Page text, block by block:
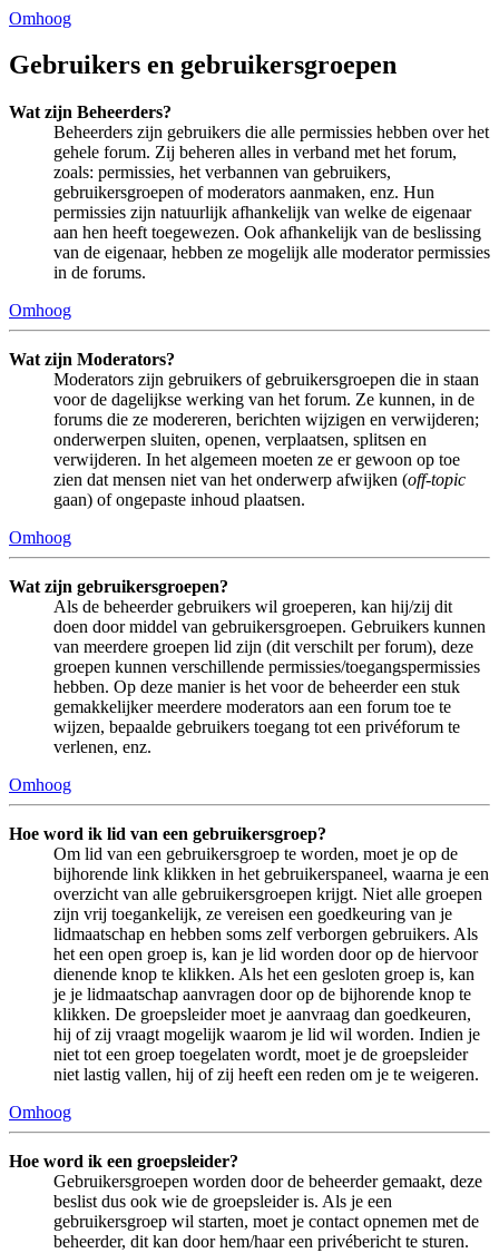
Omhoog
Gebruikers en gebruikersgroepen
Wat zijn Beheerders?
Beheerders zijn gebruikers die alle permissies hebben over het
gehele forum. Zij beheren alles in verband met het forum,
zoals: permissies, het verbannen van gebruikers,
gebruikersgroepen of moderators aanmaken, enz. Hun
permissies zijn natuurlijk afhankelijk van welke de eigenaar
aan hen heeft toegewezen. Ook afhankelijk van de beslissing
van de eigenaar, hebben ze mogelijk alle moderator permissies
in de forums.
Omhoog
Wat zijn Moderators?
Moderators zijn gebruikers of gebruikersgroepen die in staan
voor de dagelijkse werking van het forum. Ze kunnen, in de
forums die ze modereren, berichten wijzigen en verwijderen;
onderwerpen sluiten, openen, verplaatsen, splitsen en
verwijderen. In het algemeen moeten ze er gewoon op toe
zien dat mensen niet van het onderwerp afwijken (off-topic
gaan) of ongepaste inhoud plaatsen.
Omhoog
Wat zijn gebruikersgroepen?
Als de beheerder gebruikers wil groeperen, kan hij/zij dit
doen door middel van gebruikersgroepen. Gebruikers kunnen
van meerdere groepen lid zijn (dit verschilt per forum), deze
groepen kunnen verschillende permissies/toegangspermissies
hebben. Op deze manier is het voor de beheerder een stuk
gemakkelijker meerdere moderators aan een forum toe te
wijzen, bepaalde gebruikers toegang tot een privéforum te
verlenen, enz.
Omhoog
Hoe word ik lid van een gebruikersgroep?
Om lid van een gebruikersgroep te worden, moet je op de
bijhorende link klikken in het gebruikerspaneel, waarna je een
overzicht van alle gebruikersgroepen krijgt. Niet alle groepen
zijn vrij toegankelijk, ze vereisen een goedkeuring van je
lidmaatschap en hebben soms zelf verborgen gebruikers. Als
het een open groep is, kan je lid worden door op de hiervoor
dienende knop te klikken. Als het een gesloten groep is, kan
je je lidmaatschap aanvragen door op de bijhorende knop te
klikken. De groepsleider moet je aanvraag dan goedkeuren,
hij of zij vraagt mogelijk waarom je lid wil worden. Indien je
niet tot een groep toegelaten wordt, moet je de groepsleider
niet lastig vallen, hij of zij heeft een reden om je te weigeren.
Omhoog
Hoe word ik een groepsleider?
Gebruikersgroepen worden door de beheerder gemaakt, deze
beslist dus ook wie de groepsleider is. Als je een
gebruikersgroep wil starten, moet je contact opnemen met de
beheerder, dit kan door hem/haar een privébericht te sturen.